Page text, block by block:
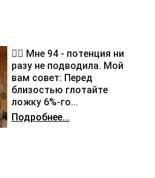
❤️‍🔥 Мне 94 - потенция ни
разу не подводила. Мой
вам совет: Перед
близостью глотайте
ложку 6%-го...
Подробнее...